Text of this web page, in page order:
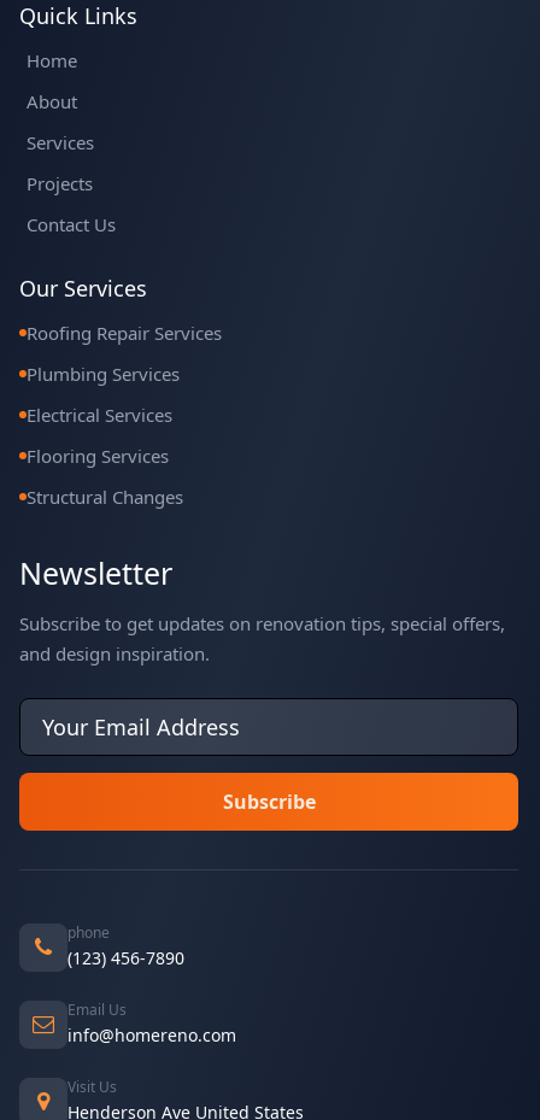
Quick Links
Home
About
Services
Projects
Contact Us
Our Services
Roofing Repair Services
Plumbing Services
Electrical Services
Flooring Services
Structural Changes
Newsletter
Subscribe to get updates on renovation tips, special offers,
and design inspiration.
phone
(123) 456-7890
Email Us
info@homereno.com
Visit Us
Henderson Ave United States